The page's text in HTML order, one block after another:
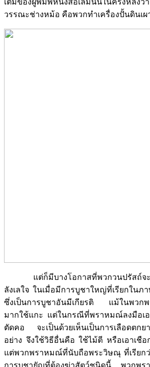
เติมของผู้พิมพ์หนังสือเล่มนั้นในครั้งหลัง
วรรณะช่างหม้อ คือพวกทำเครื่องปั้นดินเผ
แต่ก็มีบางโอกาสที่พวกวนปรัสถ์จะฆ่
ลังเลใจ ในเมื่อมีการบูชาใหญ่ที่เรียกในภ
ซึ่งเป็นการบูชาอันมีเกียรติ แม้ในพวก
มากใช้แกะ แต่ในกรณีที่พราหมณ์ลงมือเ
ตัดคอ จะเป็นด้วยเห็นเป็นการเลือดตกย
อย่าง จึงใช้วิธีอื่นคือ ใช้ไม้ตี หรือเอาเชื
แต่พวกพราหมณ์ที่นับถือพระวิษณุ ที่เรียก
การบูชายัญที่ต้องฆ่าสัตว์ชนิดนี้ พวกพร